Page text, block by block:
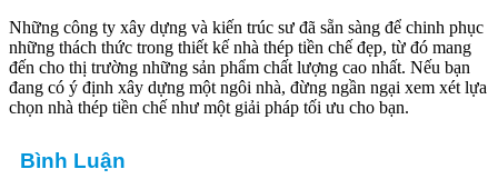
Những công ty xây dựng và kiến trúc sư đã sẵn sàng để chinh phục
những thách thức trong thiết kế nhà thép tiền chế đẹp, từ đó mang
đến cho thị trường những sản phẩm chất lượng cao nhất. Nếu bạn
đang có ý định xây dựng một ngôi nhà, đừng ngần ngại xem xét lựa
chọn nhà thép tiền chế như một giải pháp tối ưu cho bạn.
Bình Luận